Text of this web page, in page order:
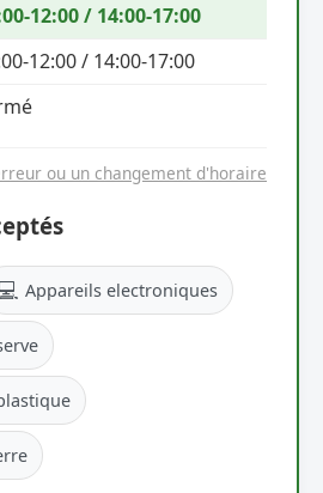
12:00 / 14:00-17:00
12:00 / 14:00-17:00
ou un changement d'horaire
💻 Appareils electroniques